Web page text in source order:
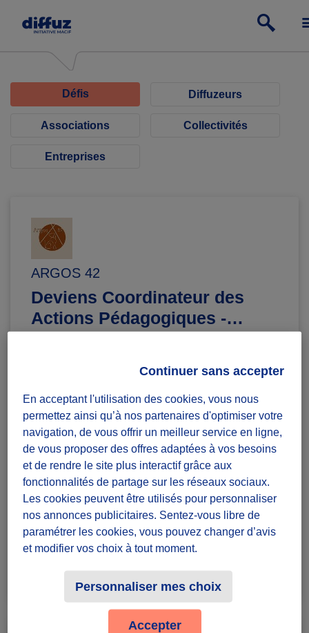
Défis Diffuzeurs
Associations Collectivités
Entreprises
ARGOS 42
Deviens Coordinateur des
Actions Pédagogiques -
Rive-de-Gier
défi projet
Badges à récolter
Terminé
En acceptant l'utilisation des cookies, vous nous
permettez ainsi qu’à nos partenaires d'optimiser votre
navigation, de vous offrir un meilleur service en ligne,
de vous proposer des offres adaptées à vos besoins
et de rendre le site plus interactif grâce aux
fonctionnalités de partage sur les réseaux sociaux.
Les cookies peuvent être utilisés pour personnaliser
nos annonces publicitaires. Sentez-vous libre de
paramétrer les cookies, vous pouvez changer d’avis
et modifier vos choix à tout moment.
Personnaliser mes choix
Continuer sans accepter
Accepter